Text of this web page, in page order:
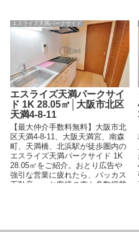
エスライズ天満パークサイド
エスライズ天満パークサイ
ド 1K 28.05㎡│大阪市北区
天満4-8-11
【最大仲介手数料無料】大阪市北
区天満4-8-11、大阪天満宮、南森
町、天満橋、北浜駅が徒歩圏内の
エスライズ天満パークサイド 1K
28.05㎡をご紹介。おとり広告や
強引な営業に疲れたら、バッカス
不動産へ。お客様の声も多数掲載